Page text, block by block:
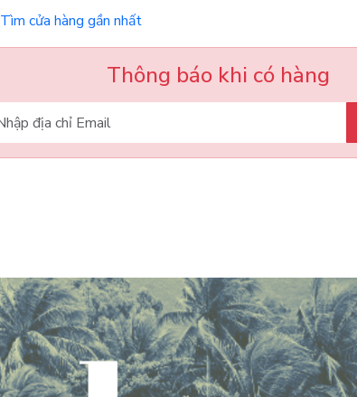
Tìm cửa hàng gần nhất
Thông báo khi có hàng